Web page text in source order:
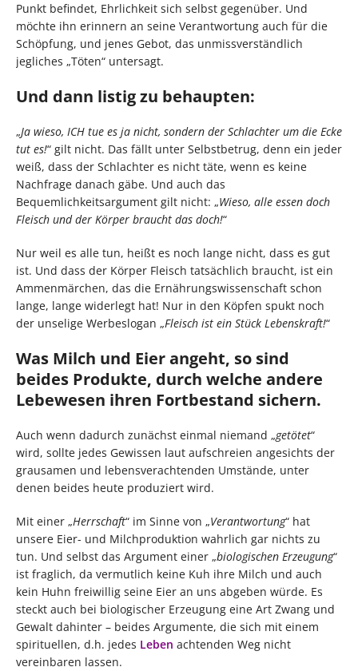
Punkt befindet, Ehrlichkeit sich selbst gegenüber. Und
möchte ihn erinnern an seine Verantwortung auch für die
Schöpfung, und jenes Gebot, das unmissverständlich
jegliches „Töten“ untersagt.
Und dann listig zu behaupten:
„Ja wieso, ICH tue es ja nicht, sondern der Schlachter um die Ecke
tut es!“ gilt nicht. Das fällt unter Selbstbetrug, denn ein jeder
weiß, dass der Schlachter es nicht täte, wenn es keine
Nachfrage danach gäbe. Und auch das
Bequemlichkeitsargument gilt nicht: „Wieso, alle essen doch
Fleisch und der Körper braucht das doch!“
Nur weil es alle tun, heißt es noch lange nicht, dass es gut
ist. Und dass der Körper Fleisch tatsächlich braucht, ist ein
Ammenmärchen, das die Ernährungswissenschaft schon
lange, lange widerlegt hat! Nur in den Köpfen spukt noch
der unselige Werbeslogan „Fleisch ist ein Stück Lebenskraft!“
Was Milch und Eier angeht, so sind
beides Produkte, durch welche andere
Lebewesen ihren Fortbestand sichern.
Auch wenn dadurch zunächst einmal niemand „getötet“
wird, sollte jedes Gewissen laut aufschreien angesichts der
grausamen und lebensverachtenden Umstände, unter
denen beides heute produziert wird.
Mit einer „Herrschaft“ im Sinne von „Verantwortung“ hat
unsere Eier- und Milchproduktion wahrlich gar nichts zu
tun. Und selbst das Argument einer „biologischen Erzeugung“
ist fraglich, da vermutlich keine Kuh ihre Milch und auch
kein Huhn freiwillig seine Eier an uns abgeben würde. Es
steckt auch bei biologischer Erzeugung eine Art Zwang und
Gewalt dahinter – beides Argumente, die sich mit einem
spirituellen, d.h. jedes Leben achtenden Weg nicht
vereinbaren lassen.